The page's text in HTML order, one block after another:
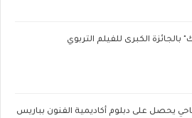
بالجائزة الكبرى للفيلم التربوي
يحصل على دبلوم أكاديمية الفنون بباريس